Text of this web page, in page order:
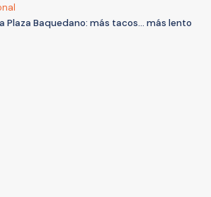
Plaza Baquedano: más tacos... más lento